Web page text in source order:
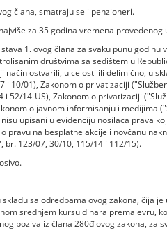
člana, smatraju se i penzioneri.
za 35 godina vremena provedenog
1. ovog člana za svaku punu godinu
društvima sa sedištem u
ostvarili, u celosti ili delimično, u
10/01), Zakonom o privatizaciji
52/14-US), Zakonom o privatizaciji
o javnom informisanju i medijima
upisani u evidenciju nosilaca prava
pravu na besplatne akcije i novčanu
br. 123/07, 30/10, 115/14 i 112/15).
sa odredbama ovog zakona, čija
srednjem kursu dinara prema evru,
poziva iz člana 280đ ovog zakona, za